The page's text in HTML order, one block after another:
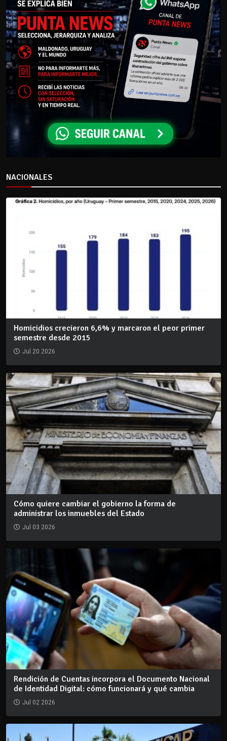
NACIONALES
Homicidios crecieron 6,6% y marcaron el peor primer
semestre desde 2015
Jul 20 2026
Cómo quiere cambiar el gobierno la forma de
administrar los inmuebles del Estado
Jul 03 2026
Rendición de Cuentas incorpora el Documento Nacional
de Identidad Digital: cómo funcionará y qué cambia
Jul 02 2026